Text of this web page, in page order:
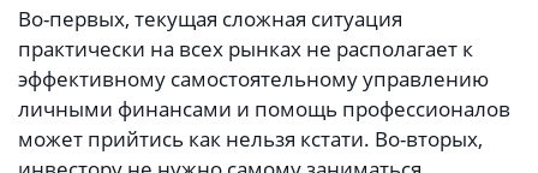
Во-первых, текущая сложная ситуация
практически на всех рынках не располагает к
эффективному самостоятельному управлению
личными финансами и помощь профессионалов
может прийтись как нельзя кстати. Во-вторых,